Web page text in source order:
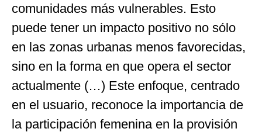
comunidades más vulnerables. Esto
puede tener un impacto positivo no sólo
en las zonas urbanas menos favorecidas,
sino en la forma en que opera el sector
actualmente (…) Este enfoque, centrado
en el usuario, reconoce la importancia de
la participación femenina en la provisión